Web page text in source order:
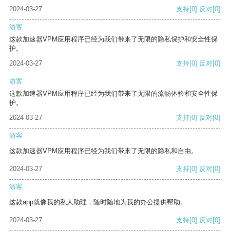
2024-03-27
支持[0] 反对[0]
游客
这款加速器VPM应用程序已经为我们带来了无限的隐私保护和安全性保
护。
2024-03-27
支持[0] 反对[0]
游客
这款加速器VPM应用程序已经为我们带来了无限的流畅体验和安全性保
护。
2024-03-27
支持[0] 反对[0]
游客
这款加速器VPM应用程序已经为我们带来了无限的隐私和自由。
2024-03-27 支持[0] 反对[0]
游客
这款app就像我的私人助理，随时随地为我的办公提供帮助。
2024-03-27 支持[0] 反对[0]